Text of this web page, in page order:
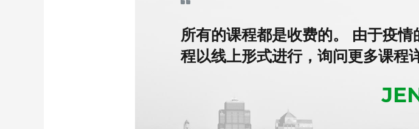
所有的课程都是收费的。 由于疫
程以线上形式进行，询问更多课程